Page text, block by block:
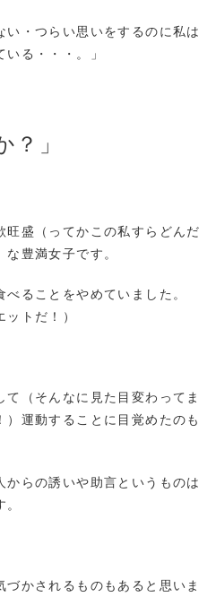
い・つらい思いをするのに私は
る・・・。」
？」
盛（ってかこの私すらどんだ
豊満女子です。
ることをやめていました。
トだ！）
（そんなに見た目変わってま
運動することに目覚めたのも
らの誘いや助言というものは
かされるものもあると思いま